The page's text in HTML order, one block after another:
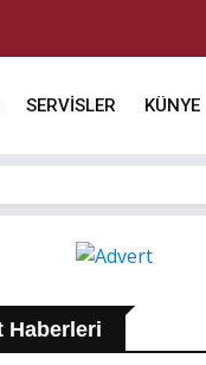
SERVİSLER KÜNYE
Haberleri